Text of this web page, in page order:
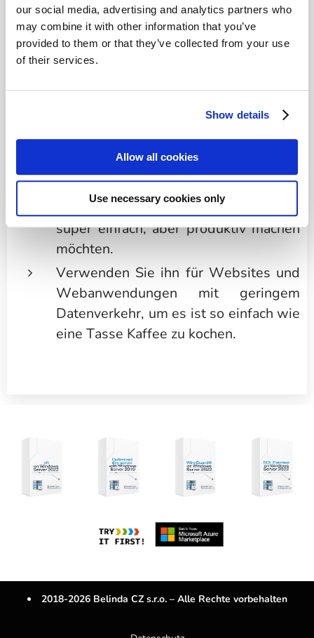
our social media, advertising and analytics partners who
may combine it with other information that you’ve
provided to them or that they’ve collected from your use
of their services.
Show details
Allow all cookies
Use necessary cookies only
Unser Produkt ist das schlanke,
einfache und leichte Windows Server
2022.
Anwendungsserver, um eine schnelle
und einfache Installation ohne
Zeitverlust zu erhalten.
Verwenden Sie ihn als Entwicklungs-
und/oder Testumgebung, wenn Sie es
super einfach, aber produktiv machen
möchten.
Verwenden Sie ihn für Websites und
Webanwendungen mit geringem
Datenverkehr, um es ist so einfach wie
eine Tasse Kaffee zu kochen.
2018-2026 Belinda CZ s.r.o. – Alle Rechte vorbehalten